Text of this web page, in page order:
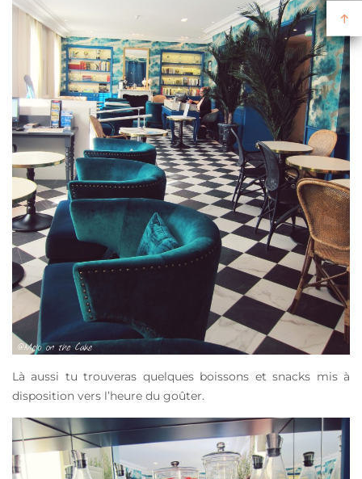
Là aussi tu trouveras quelques boissons et snacks mis à
disposition vers l’heure du goûter.